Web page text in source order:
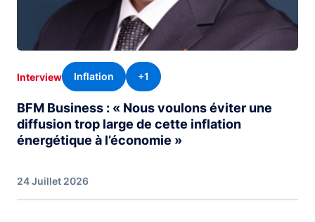
Interview Inflation +1
BFM Business : « Nous voulons éviter une
diffusion trop large de cette inflation
énergétique à l’économie »
24 Juillet 2026